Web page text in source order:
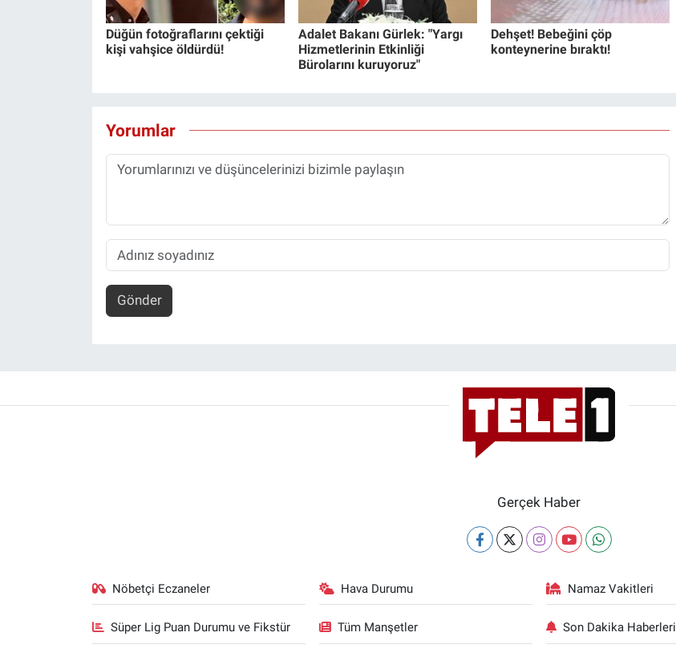
Düğün fotoğraflarını çektiği
kişi vahşice öldürdü!
Adalet Bakanı Gürlek: "Yargı
Hizmetlerinin Etkinliği
Bürolarını kuruyoruz"
Dehşet! Bebeğini çöp
konteynerine bıraktı!
Yorumlar
Gönder
Gerçek Haber
Nöbetçi Eczaneler Hava Durumu Namaz Vakitleri
Süper Lig Puan Durumu ve Fikstür Tüm Manşetler Son Dakika Haberleri